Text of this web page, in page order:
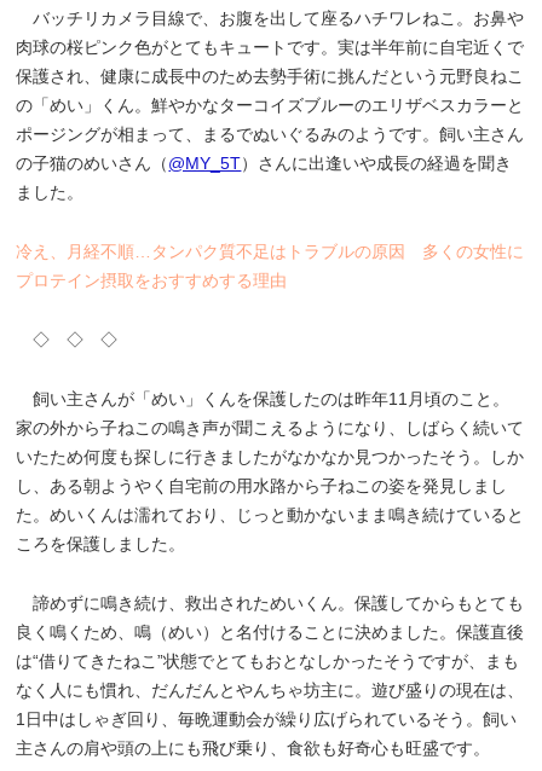
バッチリカメラ目線で、お腹を出して座るハチワレねこ。お鼻や
肉球の桜ピンク色がとてもキュートです。実は半年前に自宅近くで
保護され、健康に成長中のため去勢手術に挑んだという元野良ねこ
の「めい」くん。鮮やかなターコイズブルーのエリザベスカラーと
ポージングが相まって、まるでぬいぐるみのようです。飼い主さん
の子猫のめいさん（@MY_5T）さんに出逢いや成長の経過を聞き
ました。
冷え、月経不順…タンパク質不足はトラブルの原因 多くの女性に
プロテイン摂取をおすすめする理由
◇ ◇ ◇
飼い主さんが「めい」くんを保護したのは昨年11月頃のこと。
家の外から子ねこの鳴き声が聞こえるようになり、しばらく続いて
いたため何度も探しに行きましたがなかなか見つかったそう。しか
し、ある朝ようやく自宅前の用水路から子ねこの姿を発見しまし
た。めいくんは濡れており、じっと動かないまま鳴き続けていると
ころを保護しました。
諦めずに鳴き続け、救出されためいくん。保護してからもとても
良く鳴くため、鳴（めい）と名付けることに決めました。保護直後
は“借りてきたねこ”状態でとてもおとなしかったそうですが、まも
なく人にも慣れ、だんだんとやんちゃ坊主に。遊び盛りの現在は、
1日中はしゃぎ回り、毎晩運動会が繰り広げられているそう。飼い
主さんの肩や頭の上にも飛び乗り、食欲も好奇心も旺盛です。